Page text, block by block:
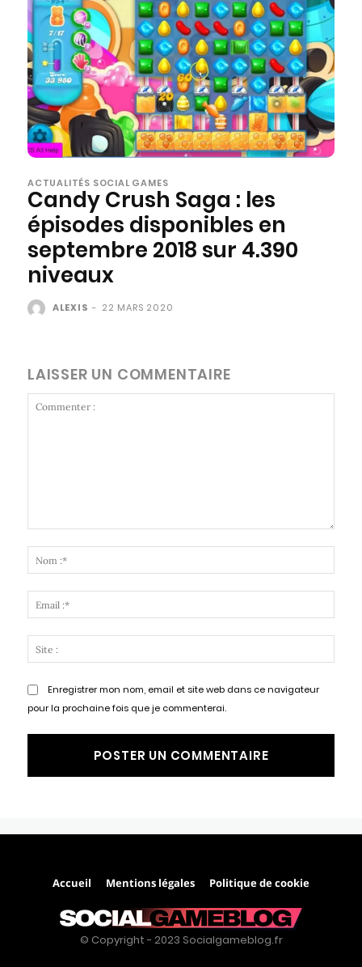
ACTUALITÉS SOCIAL GAMES
Candy Crush Saga : les
épisodes disponibles en
septembre 2018 sur 4.390
niveaux
ALEXIS - 22 MARS 2020
LAISSER UN COMMENTAIRE
:*
:*
:
Enregistrer mon nom, email et site web dans ce navigateur
pour la prochaine fois que je commenterai.
Accueil Mentions légales Politique de cookie
© Copyright - 2023 Socialgameblog.fr